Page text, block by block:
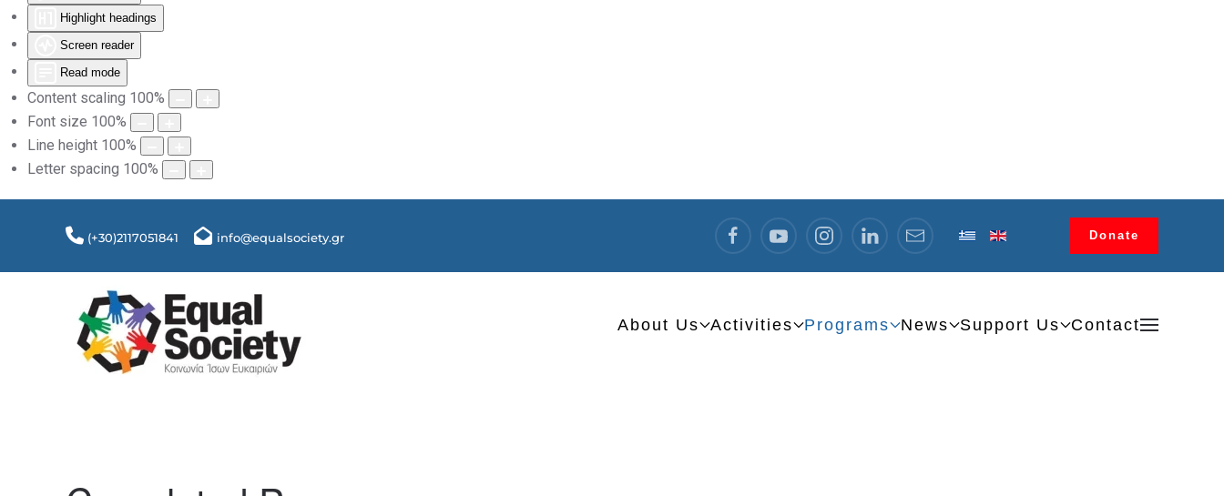
Highlight headings
Screen reader
Read mode
Content scaling 100%
Font size 100%
Line height 100%
Letter spacing 100%
(+30)2117051841 info@equalsociety.gr Donate
About Us Activities Programs News Support Us Contact